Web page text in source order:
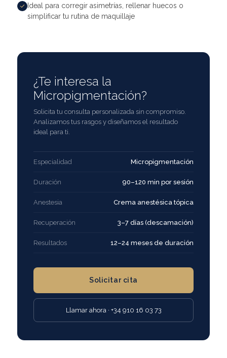
Ideal para corregir asimetrías, rellenar huecos o
simplificar tu rutina de maquillaje
¿Te interesa la
Micropigmentación?
Solicita tu consulta personalizada sin compromiso.
Analizamos tus rasgos y diseñamos el resultado
ideal para ti.
Especialidad Micropigmentación
Duración 90–120 min por sesión
Anestesia Crema anestésica tópica
Recuperación 3–7 días (descamación)
Resultados 12–24 meses de duración
Solicitar cita
Llamar ahora · +34 910 16 03 73